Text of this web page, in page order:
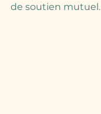
de soutien mutuel.